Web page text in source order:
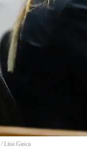
/ Lina Gasca